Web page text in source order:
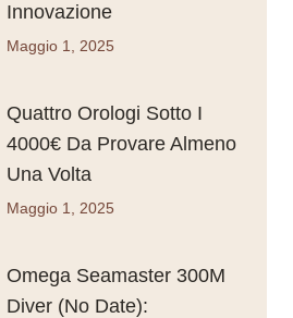
Innovazione
Maggio 1, 2025
Quattro Orologi Sotto I
4000€ Da Provare Almeno
Una Volta
Maggio 1, 2025
Omega Seamaster 300M
Diver (No Date):